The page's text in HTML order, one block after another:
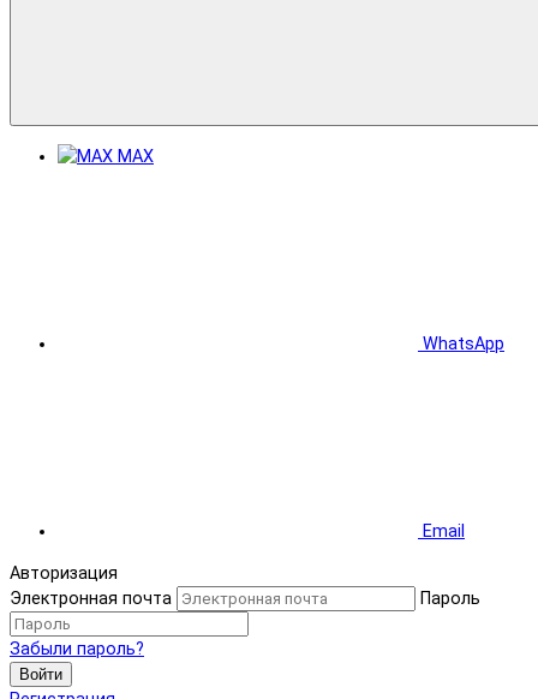
MAX
WhatsApp
Email
Авторизация
Электронная почта
Пароль
Забыли пароль?
Войти